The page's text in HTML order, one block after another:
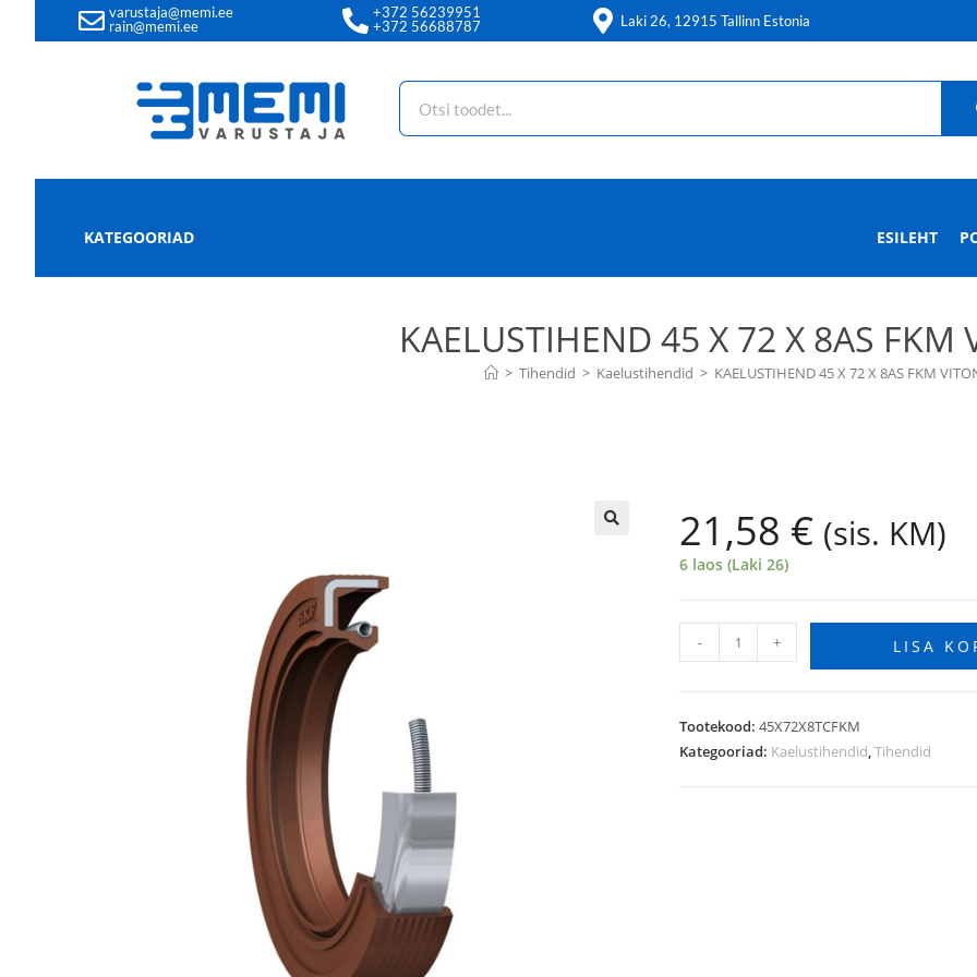
varustaja@memi.ee
rain@memi.ee
+372 56239951
+372 56688787
Laki 26, 12915 Tallinn Estonia
KATEGOORIAD ESILEHT
KAELUSTIHEND 45 X 72 X 8AS FKM
> Tihendid > Kaelustihendid > KAELUSTIHEND 45 X 72 X 8AS FKM
21,58 € (sis. KM)
6 laos (Laki 26)
- + LISA
Tootekood:45X72X8TCFKM
Kategooriad: Kaelustihendid,Tihendid